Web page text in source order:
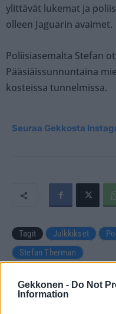
Gekkonen - Do Not
Information
ylittävät lukemat ja
olleen Jaguarin avaimet.
Poliisiasemalta Stefan
Pääsiäissunnuntaina
kosteissa tunnelmissa.
Seuraa Gekkosta
Tagit Julkkikset
Stefan Therman
Kommenttiosio